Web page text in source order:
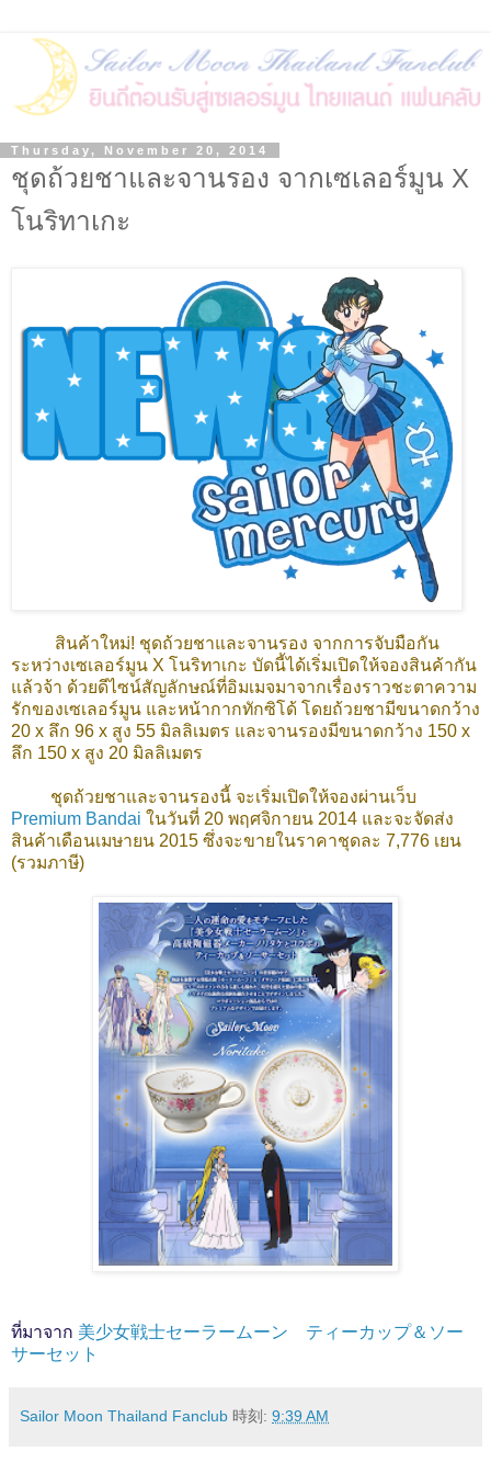
Thursday, November 20, 2014
ชุดถ้วยชาและจานรอง จากเซเลอร์มูน X
โนริทาเกะ
สินค้าใหม่! ชุดถ้วยชาและจานรอง จากการจับมือกัน
ระหว่างเซเลอร์มูน X โนริทาเกะ บัดนี้ได้เริ่มเปิดให้จองสินค้ากัน
แล้วจ้า ด้วยดีไซน์สัญลักษณ์ที่อิมเมจมาจากเรื่องราวชะตาความ
รักของเซเลอร์มูน และหน้ากากทักซิโด้ โดยถ้วยชามีขนาดกว้าง
20 x ลึก 96 x สูง 55 มิลลิเมตร และจานรองมีขนาดกว้าง 150 x
ลึก 150 x สูง 20 มิลลิเมตร
ชุดถ้วยชาและจานรองนี้ จะเริ่มเปิดให้จองผ่านเว็บ
Premium Bandai ในวันที่ 20 พฤศจิกายน 2014 และจะจัดส่ง
สินค้าเดือนเมษายน 2015 ซึ่งจะขายในราคาชุดละ 7,776 เยน
(รวมภาษี)
ที่มาจาก 美少女戦士セーラームーン ティーカップ＆ソー
サーセット
Sailor Moon Thailand Fanclub 時刻: 9:39 AM